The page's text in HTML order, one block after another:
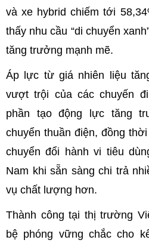
và xe hybrid chiếm tới
thấy nhu cầu “di chuyển
tăng trưởng mạnh mẽ.
Áp lực từ giá nhiên liệu
vượt trội của các chuyến
phần tạo động lực tăng
chuyển thuần điện, đồng
chuyển đổi hành vi tiêu
Nam khi sẵn sàng chi trả
vụ chất lượng hơn.
Thành công tại thị trường
bệ phóng vững chắc cho